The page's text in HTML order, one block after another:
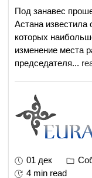
Под занавес
Астана известила
которых
изменение места
председателя...
01 дек
4 min read